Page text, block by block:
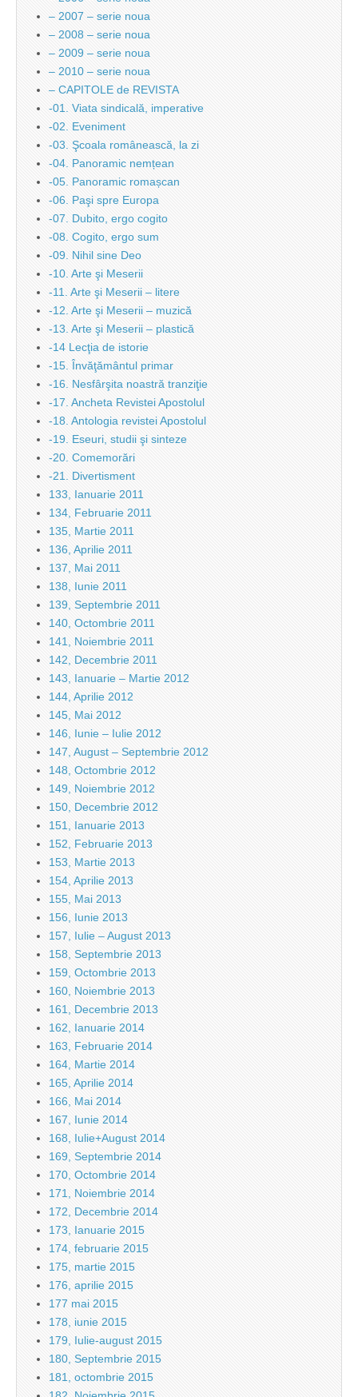
– 2007 – serie noua
– 2008 – serie noua
– 2009 – serie noua
– 2010 – serie noua
– CAPITOLE de REVISTA
-01. Viata sindicală, imperative
-02. Eveniment
-03. Şcoala românească, la zi
-04. Panoramic nemțean
-05. Panoramic romașcan
-06. Paşi spre Europa
-07. Dubito, ergo cogito
-08. Cogito, ergo sum
-09. Nihil sine Deo
-10. Arte şi Meserii
-11. Arte şi Meserii – litere
-12. Arte şi Meserii – muzică
-13. Arte şi Meserii – plastică
-14 Lecţia de istorie
-15. Învăţământul primar
-16. Nesfârşita noastră tranziţie
-17. Ancheta Revistei Apostolul
-18. Antologia revistei Apostolul
-19. Eseuri, studii şi sinteze
-20. Comemorări
-21. Divertisment
133, Ianuarie 2011
134, Februarie 2011
135, Martie 2011
136, Aprilie 2011
137, Mai 2011
138, Iunie 2011
139, Septembrie 2011
140, Octombrie 2011
141, Noiembrie 2011
142, Decembrie 2011
143, Ianuarie – Martie 2012
144, Aprilie 2012
145, Mai 2012
146, Iunie – Iulie 2012
147, August – Septembrie 2012
148, Octombrie 2012
149, Noiembrie 2012
150, Decembrie 2012
151, Ianuarie 2013
152, Februarie 2013
153, Martie 2013
154, Aprilie 2013
155, Mai 2013
156, Iunie 2013
157, Iulie – August 2013
158, Septembrie 2013
159, Octombrie 2013
160, Noiembrie 2013
161, Decembrie 2013
162, Ianuarie 2014
163, Februarie 2014
164, Martie 2014
165, Aprilie 2014
166, Mai 2014
167, Iunie 2014
168, Iulie+August 2014
169, Septembrie 2014
170, Octombrie 2014
171, Noiembrie 2014
172, Decembrie 2014
173, Ianuarie 2015
174, februarie 2015
175, martie 2015
176, aprilie 2015
177 mai 2015
178, iunie 2015
179, Iulie-august 2015
180, Septembrie 2015
181, octombrie 2015